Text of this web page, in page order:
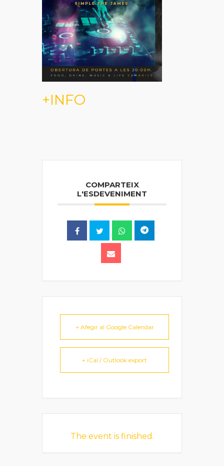
+INFO
COMPARTEIX
L'ESDEVENIMENT
+ Afegir al Google Calendar
+ iCal / Outlook export
The event is finished.